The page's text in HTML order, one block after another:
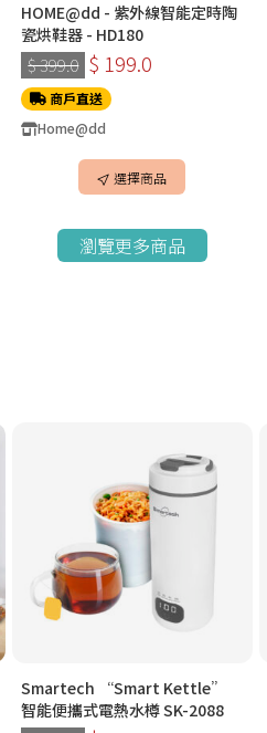
HOME@dd - 紫外線智能定時陶
瓷烘鞋器 - HD180
$ 399.0 $ 199.0
商戶直送
Home@dd
選擇商品
瀏覽更多商品
Smartech “Smart Kettle”
智能便攜式電熱水樽 SK-2088